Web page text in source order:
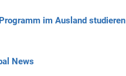
im Ausland studieren
News